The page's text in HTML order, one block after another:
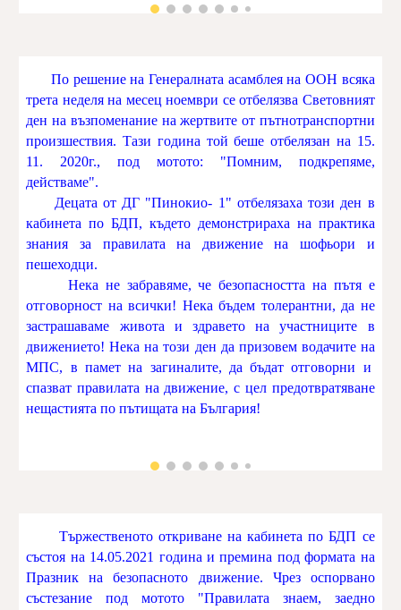
По решение на Генералната асамблея на ООН всяка
трета неделя на месец ноември се отбелязва Световният
ден на възпоменание на жертвите от пътнотранспортни
произшествия. Тази година той беше отбелязан на 15.
11. 2020г., под мотото: "Помним, подкрепяме,
действаме".
Децата от ДГ "Пинокио- 1" отбелязаха този ден в
кабинета по БДП, където демонстрираха на практика
знания за правилата на движение на шофьори и
пешеходци.
Нека не забравяме, че безопасността на пътя е
отговорност на всички! Нека бъдем толерантни, да не
застрашаваме живота и здравето на участниците в
движението! Нека на този ден да призовем водачите на
МПС, в памет на загиналите, да бъдат отговорни и
спазват правилата на движение, с цел предотвратяване
нещастията по пътищата на България!
Тържественото откриване на кабинета по БДП се
състоя на 14.05.2021 година и премина под формата на
Празник на безопасното движение. Чрез оспорвано
състезание под мотото "Правилата знаем, заедно